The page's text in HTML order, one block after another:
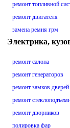
ремонт топливной
ремонт двигателя
замена ремня грм
Электрика,
ремонт салона
ремонт генераторов
ремонт замков дверей
ремонт
ремонт дворников
полировка фар